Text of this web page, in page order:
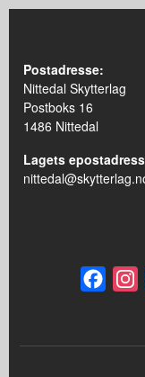
Postadresse:
Nittedal Skytterlag
Postboks 16
1486 Nittedal
Lagets